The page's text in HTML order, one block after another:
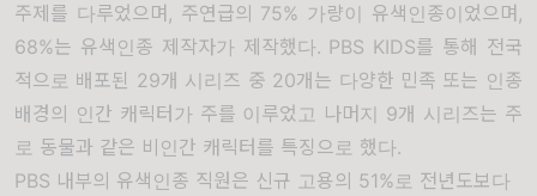
주제를 다루었으며 , 주연급의 75% 가량이 유색인종이었으며 ,
68%는 유색인종 제작자가 제작했다. PBS KIDS를 통해 전국
적으로 배포된 29개 시리즈 중 20개는 다양한 민족 또는 인종
배경의 인간 캐릭터가 주를 이루었고 나머지 9개 시리즈는 주
로 동물과 같은 비인간 캐릭터를 특징으로 했다.
PBS 내부의 유색인종 직원은 신규 고용의 51%로 전년도보다